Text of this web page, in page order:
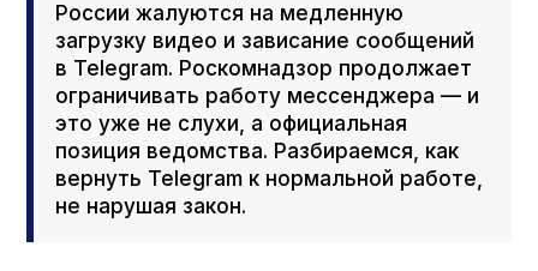
России жалуются на медленную
загрузку видео и зависание сообщений
в Telegram. Роскомнадзор продолжает
ограничивать работу мессенджера — и
это уже не слухи, а официальная
позиция ведомства. Разбираемся, как
вернуть Telegram к нормальной работе,
не нарушая закон.